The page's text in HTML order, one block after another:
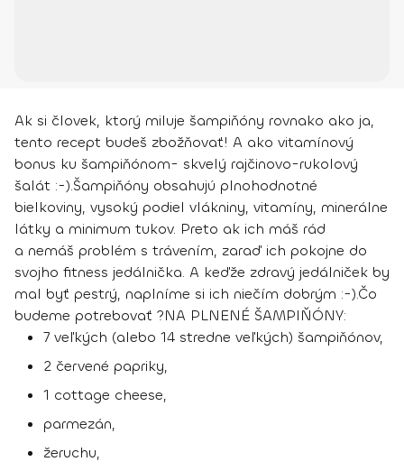
Ak si človek, ktorý miluje šampiňóny rovnako ako ja,
tento recept budeš zbožňovať! A ako vitamínový
bonus ku šampiňónom- skvelý rajčinovo-rukolový
šalát :-).Šampiňóny obsahujú plnohodnotné
bielkoviny, vysoký podiel vlákniny, vitamíny, minerálne
látky a minimum tukov. Preto ak ich máš rád
a nemáš problém s trávením, zaraď ich pokojne do
svojho fitness jedálnička. A keďže zdravý jedálniček by
mal byť pestrý, naplníme si ich niečím dobrým :-).Čo
budeme potrebovať ?NA PLNENÉ ŠAMPIŇÓNY:
7 veľkých (alebo 14 stredne veľkých) šampiňónov,
2 červené papriky,
1 cottage cheese,
parmezán,
žeruchu,